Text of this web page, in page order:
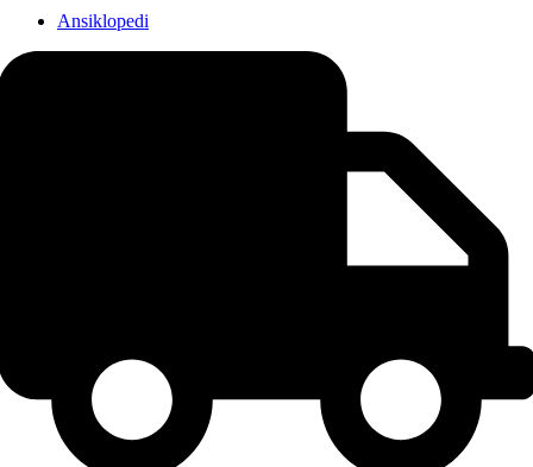
Ansiklopedi